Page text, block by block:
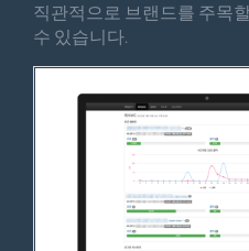
직관적으로 브랜드를 주목
수 있습니다.